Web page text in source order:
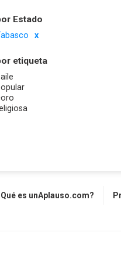
Estado
etiqueta
es unAplauso.com?